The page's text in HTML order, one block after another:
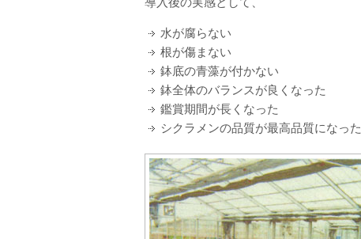
水が腐らない
根が傷まない
鉢底の青藻が付かない
鉢全体のバランスが良くなった
鑑賞期間が長くなった
シクラメンの品質が最高品質になった